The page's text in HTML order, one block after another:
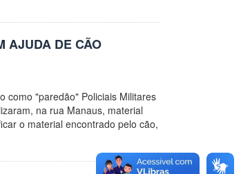
AJUDA DE CÃO
como "paredão" Policiais Militares
na rua Manaus, material
o material encontrado pelo cão,